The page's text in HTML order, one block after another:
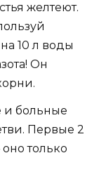
желтеют.
на 10 л воды
Он
и больные
Первые 2
только